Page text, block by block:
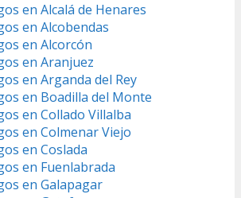
en Alcalá de Henares
en Alcobendas
en Alcorcón
en Aranjuez
en Arganda del Rey
en Boadilla del Monte
en Collado Villalba
en Colmenar Viejo
en Coslada
en Fuenlabrada
en Galapagar